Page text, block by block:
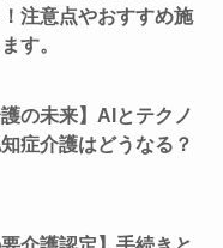
注意点やおすすめ施
す。
護の未来】AIとテクノ
症介護はどうなる？